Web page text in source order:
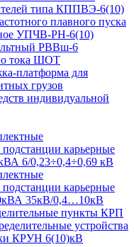
типа КППВЭ-6(10)
плавного пуска
УПЧВ-РН-6(10)
РВВш-6
тока ШОТ
платформа для
грузов
индивидуальной
карьерные
6/0,23÷0,4÷0,69 кВ
карьерные
35кВ/0,4…10кВ
пункты КРП
устройства
КРУН 6(10)кВ